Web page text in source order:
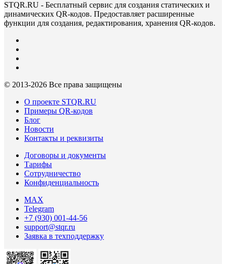
STQR.RU - Бесплатный сервис для создания статических и
динамических QR-кодов. Предоставляет расширенные
функции для создания, редактирования, хранения QR-кодов.
© 2013-2026 Все права защищены
О проекте STQR.RU
Примеры QR-кодов
Блог
Новости
Контакты и реквизиты
Договоры и документы
Тарифы
Сотрудничество
Конфиденциальность
MAX
Telegram
+7 (930) 001-44-56
support@stqr.ru
Заявка в техподдержку